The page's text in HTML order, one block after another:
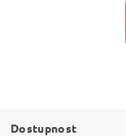
Dostupnost